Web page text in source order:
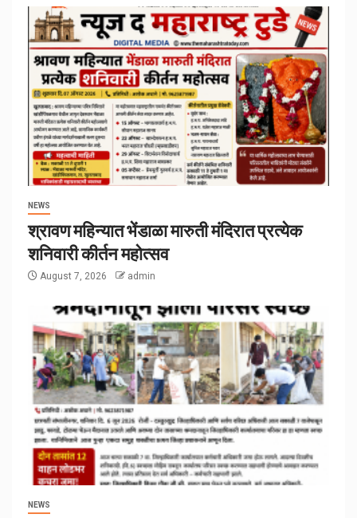
NEWS
श्रावण महिन्यात भेंडाळा मारुती मंदिरात प्रत्येक
शनिवारी कीर्तन महोत्सव
August 7, 2026 admin
NEWS